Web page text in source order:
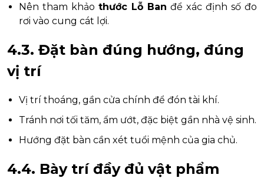
Nên tham khảo thước Lỗ Ban để xác định số đo
rơi vào cung cát lợi.
4.3. Đặt bàn đúng hướng, đúng
vị trí
Vị trí thoáng, gần cửa chính để đón tài khí.
Tránh nơi tối tăm, ẩm ướt, đặc biệt gần nhà vệ sinh.
Hướng đặt bàn cần xét tuổi mệnh của gia chủ.
4.4. Bày trí đầy đủ vật phẩm